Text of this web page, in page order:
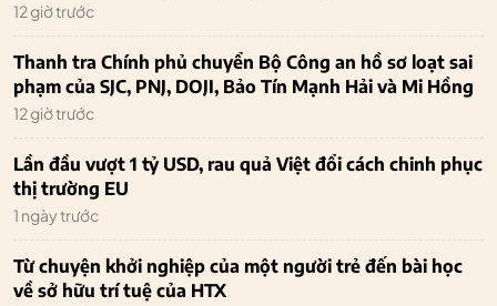
12 giờ trước
Thanh tra Chính phủ chuyển Bộ Công an hồ sơ loạt sai
phạm của SJC, PNJ, DOJI, Bảo Tín Mạnh Hải và Mi Hồng
12 giờ trước
Lần đầu vượt 1 tỷ USD, rau quả Việt đổi cách chinh phục
thị trường EU
1 ngày trước
Từ chuyện khởi nghiệp của một người trẻ đến bài học
về sở hữu trí tuệ của HTX